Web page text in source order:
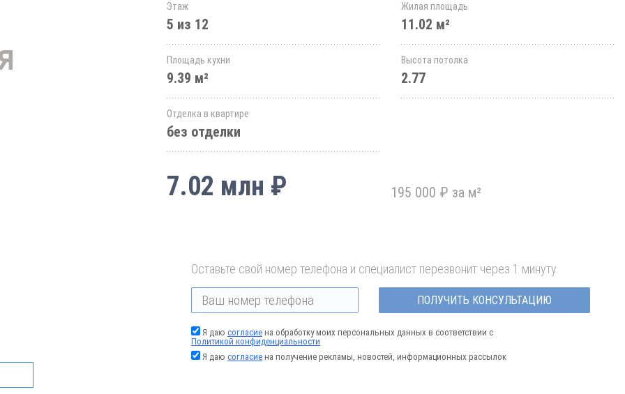
Этаж
5 из 12
Жилая площадь
11.02 м²
Площадь кухни
9.39 м²
Высота потолка
2.77
Отделка в квартире
без отделки
7.02 млн ₽ 195 000 ₽ за м²
Оставьте свой номер телефона и специалист перезвонит через 1 минуту
ПОЛУЧИТЬ КОНСУЛЬТАЦИЮ
Я даю согласие на обработку моих персональных данных в соответствии с
Политикой конфиденциальности
Я даю согласие на получение рекламы, новостей, информационных рассылок